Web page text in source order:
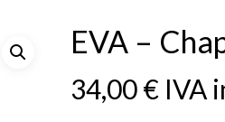
EVA –
34,00€ IVA